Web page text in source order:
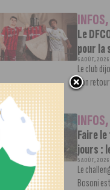
INFOS,
Le
pour la
6 AOÛT, 2026
Le club
son retour
INFOS,
Faire
jours :
5 AOÛT, 2026
Le
Bosoni